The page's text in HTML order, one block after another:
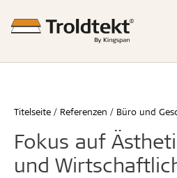
Titelseite Referenzen Büro und
Fokus auf
und